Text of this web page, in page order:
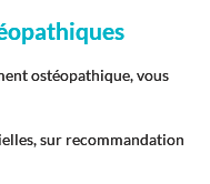
ostéopathique, vous
sur recommandation